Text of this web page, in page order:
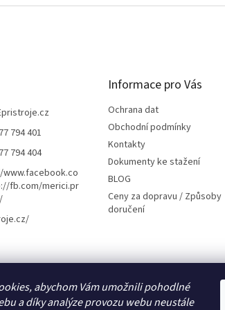
abychom Vám umožnili pohodlné
a díky analýze provozu webu neustále
794 401
794 404
fb.com/merici.pr
Informace pro Vás
Ochrana dat
Obchodní podmínky
Kontakty
Dokumenty ke stažení
BLOG
Ceny za dopravu / Způsoby
doručení
Kalibrace.info meteostanice.cz